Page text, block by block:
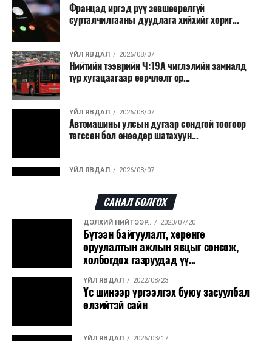
Францад иргэд рүү зөвшөөрөлгүй
сурталчилгааны дуудлага хийхийг хориг...
ҮЙЛ ЯВДАЛ 2026/08/07
Нийтийн тээврийн Ч:19А чиглэлийн замналд
түр хугацаагаар өөрчлөлт ор...
ҮЙЛ ЯВДАЛ 2026/08/07
Автомашины улсын дугаар сондгой тоогоор
төгссөн бол өнөөдөр шатахуун...
ҮЙЛ ЯВДАЛ 2026/08/07
ДЭЛХИЙ НИЙТЭЭР..
“Уралдронзавод” компанийн ерөнхий
захирлын автомашиныг дэлбэлжээ...
ҮЙЛ ЯВДАЛ
Сүхбаатар боомтоор тав хоногт 10 мянга гаруй
тонн АИ-92 автобензин и...
САНАЛ БОЛГОХ
ДЭЛХИЙ НИЙТЭЭР.. 2020/07/20
Бүтээн байгуулалт, хөрөнгө
оруулалтын ажлын явцыг сонсож,
холбогдох газруудад үү...
ҮЙЛ ЯВДАЛ 2022/08/23
Үс шинээр үргээлгэх буюу засуулбал
өлзийтэй сайн
ҮЙЛ ЯВДАЛ 2026/03/17